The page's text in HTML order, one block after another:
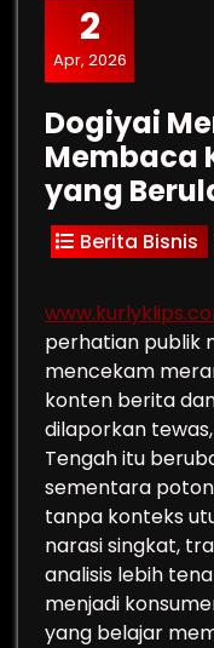
2
Apr, 2026
Dogiyai
Membaca
yang
Berita Bisnis
perhatian publik
mencekam
konten berita
dilaporkan
Tengah itu
sementara
tanpa konteks
narasi singkat,
analisis lebih
menjadi
yang belajar